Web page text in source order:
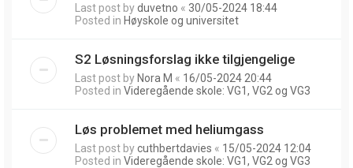
Last post byduvetno « 30/05-2024 18:44
Posted in Høyskole og universitet
S2 Løsningsforslag ikke tilgjengelige
Last post by Nora M « 16/05-2024 20:44
Posted in Videregående skole: VG1, VG2 og VG3
Løs problemet med heliumgass
Last post bycuthbertdavies « 15/05-2024 12:04
Posted in Videregående skole: VG1, VG2 og VG3